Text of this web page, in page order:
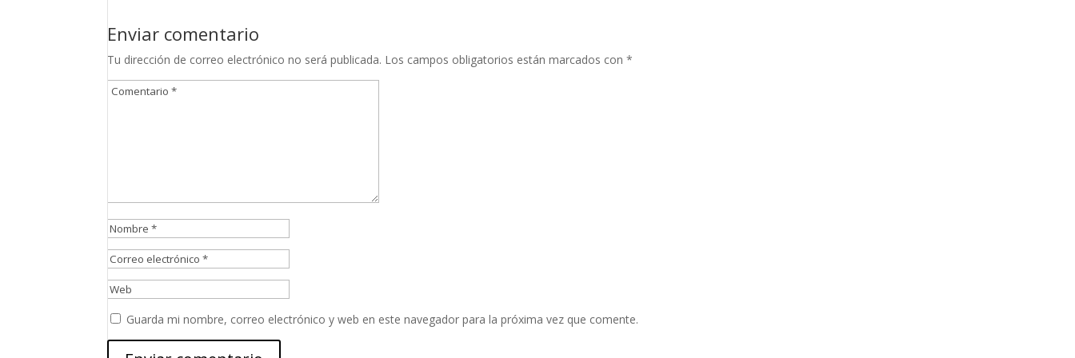
Enviar comentario
Tu dirección de correo electrónico no será publicada. Los campos obligatorios están marcados con*
Guarda mi nombre, correo electrónico y web en este navegador para la próxima vez que comente.